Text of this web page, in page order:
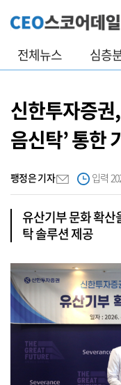
전체뉴스 심층
신한투자증권
음신탁’ 통한
팽정은 기자 입력
유산기부 문화 확
탁 솔루션 제공